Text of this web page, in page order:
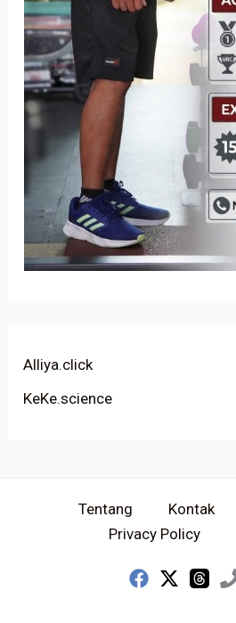
Alliya.click
KeKe.science
Tentang Kontak
Privacy Policy